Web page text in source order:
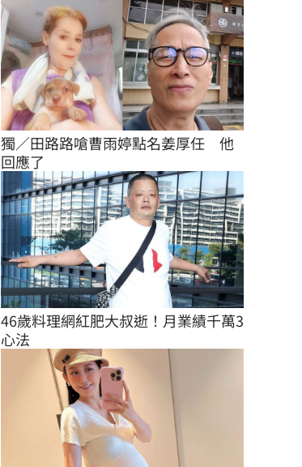
獨／田路路嗆曹雨婷點名姜厚任　他
回應了
46歲料理網紅肥大叔逝！月業績千萬3
心法